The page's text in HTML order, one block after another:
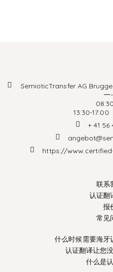
SemioticTransfer AG
一
13:30-17:00
+ 41
https://
联系
认证翻
报
常见
什么时候需要海牙
认证翻译让您
什么是